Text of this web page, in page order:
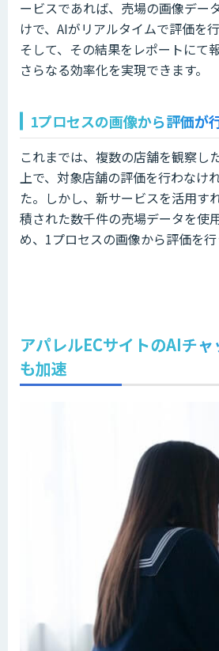
ービスであれば、売場の画像デー
けで、AIがリアルタイムで評価を
そして、その結果をレポートにて
さらなる効率化を実現できます。
1プロセスの画像から評価が
これまでは、複数の店舗を観察し
上で、対象店舗の評価を行わなけ
た。しかし、新サービスを活用す
積された数千件の売場データを使
め、1プロセスの画像から評価を行
アパレルECサイトのAIチ
も加速